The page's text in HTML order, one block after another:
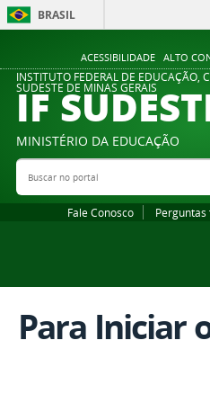
ACESSIBILIDADE ALTO
BRASIL
INSTITUTO FEDERAL DE EDUCAÇÃO,
SUDESTE DE MINAS GERAIS
IF
MINISTÉRIO DA EDUCAÇÃO
Buscar no portal
Fale Conosco
Para Iniciar